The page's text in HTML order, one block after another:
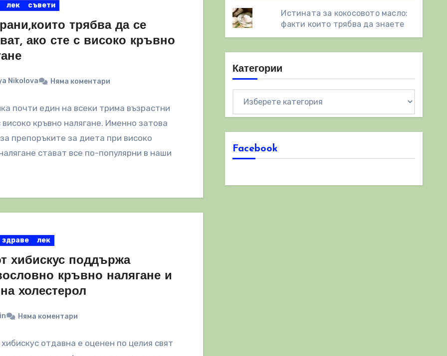
лек съвети
трябва да се
ако сте с високо кръвно
Nikolova Няма коментари
почти един на всеки трима възрастни
кръвно налягане. Именно затова
препоръките за диета при високо
стават все по-популярни в наши
здраве лек
хибискус поддържа
кръвно налягане и
холестерол
Няма коментари
отдавна е оценен по целия свят
Истината за кокосовото масло:
факти които трябва да знаете
Категории
Facebook